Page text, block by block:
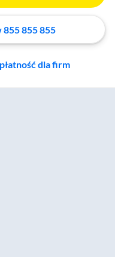
855 855 855
dla firm